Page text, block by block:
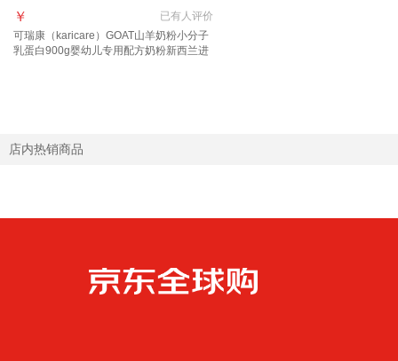
已有人评价
￥
可瑞康（karicare）GOAT山羊奶粉小分子
乳蛋白900g婴幼儿专用配方奶粉新西兰进
店内热销商品